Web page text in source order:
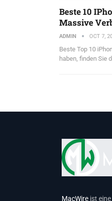
Beste 10
Massive
ADMIN OCT 7,
Beste Top 10
haben, finden Sie
MacWireist eine